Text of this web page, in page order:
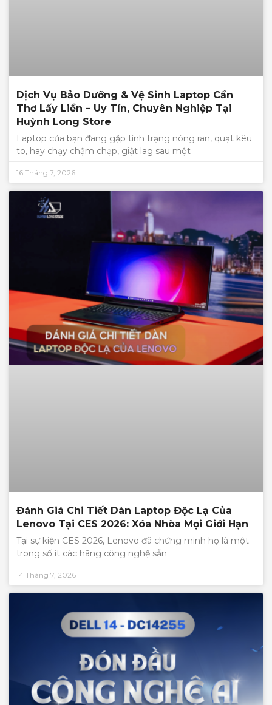
Dịch Vụ Bảo Dưỡng & Vệ Sinh Laptop Cần
Thơ Lấy Liền – Uy Tín, Chuyên Nghiệp Tại
Huỳnh Long Store
Laptop của bạn đang gặp tình trạng nóng ran, quạt kêu
to, hay chạy chậm chạp, giật lag sau một
16 Tháng 7, 2026
Đánh Giá Chi Tiết Dàn Laptop Độc Lạ Của
Lenovo Tại CES 2026: Xóa Nhòa Mọi Giới Hạn
Tại sự kiện CES 2026, Lenovo đã chứng minh họ là một
trong số ít các hãng công nghệ sẵn
14 Tháng 7, 2026